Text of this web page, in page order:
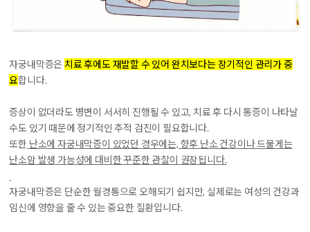
자궁내막증은 치료 후에도 재발할 수 있어 완치보다는 장기적인 관리가 중
요합니다.
증상이 없더라도 병변이 서서히 진행될 수 있고, 치료 후 다시 통증이 나타날
수도 있기 때문에 정기적인 추적 검진이 필요합니다.
또한 난소에 자궁내막증이 있었던 경우에는, 향후 난소 건강이나 드물게는
난소암 발생 가능성에 대비한 꾸준한 관찰이 권장됩니다.
자궁내막증은 단순한 월경통으로 오해되기 쉽지만, 실제로는 여성의 건강과
임신에 영향을 줄 수 있는 중요한 질환입니다.